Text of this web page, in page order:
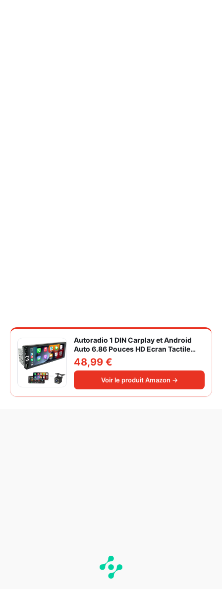
Autoradio 1 DIN Carplay et Android
Auto 6.86 Pouces HD Ecran Tactile
Poste Radio Voiture Soutien Lien
Miroir iOS/Android/Radio FM/USB/EQ
Autoradio Bluetooth Caméra de Recul
48,99 €
Voir le produit Amazon →